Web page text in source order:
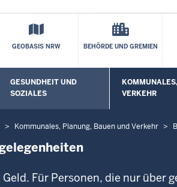
GEOBASIS NRW BEHÖRDE UND GREMIEN
Untermenü öffnen
GESUNDHEIT UND
SOZIALES
Untermenü
VERKEHR
Kommunales, Planung, Bauen und Verkehr
Für Personen, die nur über